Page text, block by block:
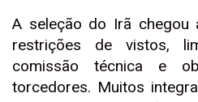
A seleção do Irã chegou
restrições de vistos,
comissão técnica e
torcedores. Muitos